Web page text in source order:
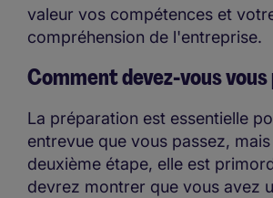
valeur vos compétences et
compréhension de l'entreprise.
Comment devez-vous
La préparation est essentielle
entrevue que vous passez,
deuxième étape, elle est
devrez montrer que vous avez